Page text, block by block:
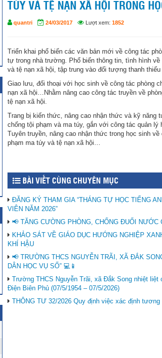
TÚY VÀ TỆ NẠN XÃ HỘI TRONG
quantri 24/03/2017 Lượt xem: 1852
Triển khai phổ biến các văn bản mới về công tác
tự trong nhà trường. Phổ biến thông tin, tình hình
và tệ nạn xã hội, tập trung vào đối tượng thanh thiếu
Giao lưu, đối thoại với học sinh về công tác phòng
nạn xã hội…Nhằm nâng cao công tác truyền về
tệ nạn xã hội.
Trang bị kiến thức, nâng cao nhận thức và kỹ năng
chống tội phạm và ma túy, gắn với công tác quản
Tuyên truyền, nâng cao nhận thức trong học sinh
phạm ma túy và tệ nạn xã hội…
BÀI VIẾT CÙNG CHUYÊN MỤC
ĐĂNG KÝ THAM GIA “THÁNG TỰ HỌC TIẾNG
VIÊN NĂM 2026”
📢 TĂNG CƯỜNG PHÒNG, CHỐNG ĐUỐI NƯỚC
KHẢO SÁT VỀ GIÁO DỤC HƯỚNG NGHIỆP
KHÍ HẬU
📢 TRƯỜNG THCS NGUYỄN TRÃI, XÃ ĐẮK
DÂN HỌC VỤ SỐ” 💻📱
Trường THCS Nguyễn Trãi, xã Đắk Song nhiệt
Điện Biên Phủ (07/5/1954 – 07/5/2026)
THÔNG TƯ 32/2026 Quy định việc xác định